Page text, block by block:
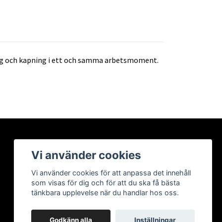
och kapning i ett och samma arbetsmoment.
Vi använder cookies
Vi använder cookies för att anpassa det innehåll
som visas för dig och för att du ska få bästa
tänkbara upplevelse när du handlar hos oss.
Godkänn alla Inställningar